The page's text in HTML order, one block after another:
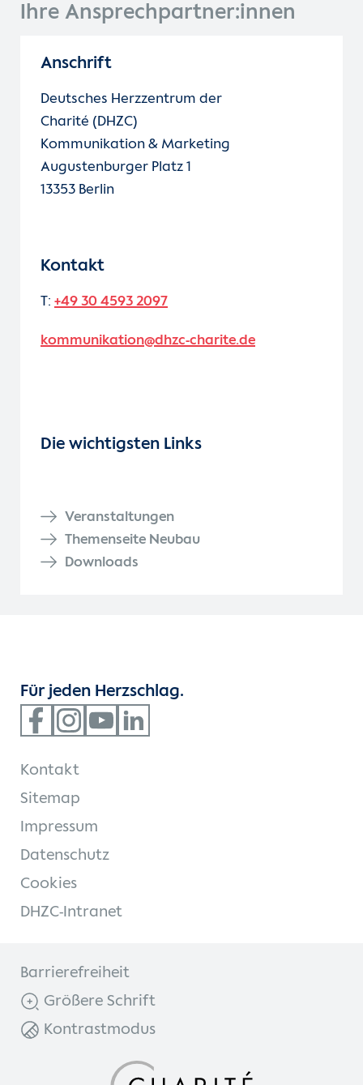
Ihre Ansprechpartner:innen
Anschrift
Deutsches Herzzentrum der
Charité (DHZC)
Kommunikation & Marketing
Augustenburger Platz 1
13353 Berlin
Kontakt
T: +49 30 4593 2097
kommunikation@dhzc-charite.de
Die wichtigsten Links
Veranstaltungen
Themenseite Neubau
Downloads
Für jeden Herzschlag.
Kontakt
Sitemap
Impressum
Datenschutz
Cookies
DHZC-Intranet
Barrierefreiheit
Größere Schrift
Kontrastmodus